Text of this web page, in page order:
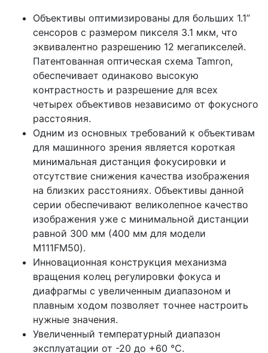
Объективы оптимизированы для больших 1.1”
сенсоров с размером пикселя 3.1 мкм, что
эквивалентно разрешению 12 мегапикселей.
Патентованная оптическая схема Tamron,
обеспечивает одинаково высокую
контрастность и разрешение для всех
четырех объективов независимо от фокусного
расстояния.
Одним из основных требований к объективам
для машинного зрения является короткая
минимальная дистанция фокусировки и
отсутствие снижения качества изображения
на близких расстояниях. Объективы данной
серии обеспечивают великолепное качество
изображения уже с минимальной дистанции
равной 300 мм (400 мм для модели
M111FM50).
Инновационная конструкция механизма
вращения колец регулировки фокуса и
диафрагмы с увеличенным диапазоном и
плавным ходом позволяет точнее настроить
нужные значения.
Увеличенный температурный диапазон
эксплуатации от -20 до +60 °C.